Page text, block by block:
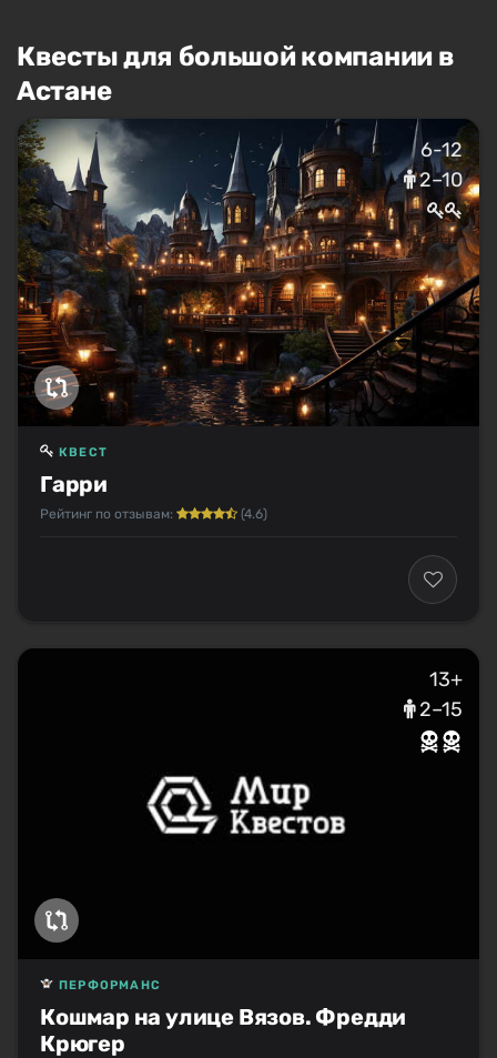
Квесты для большой компании в
Астане
6-12
2–10
Гарри
КВЕСТ
Рейтинг по отзывам: (4.6)
13+
2–15
Кошмар на улице Вязов. Фредди
Крюгер
ПЕРФОРМАНС